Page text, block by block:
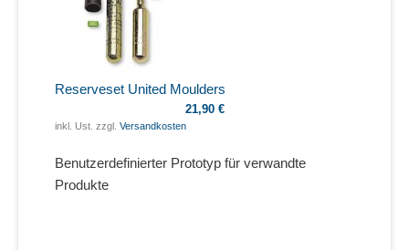
Reserveset United Moulders
21,90 €
inkl. Ust. zzgl. Versandkosten
Benutzerdefinierter Prototyp für verwandte
Produkte